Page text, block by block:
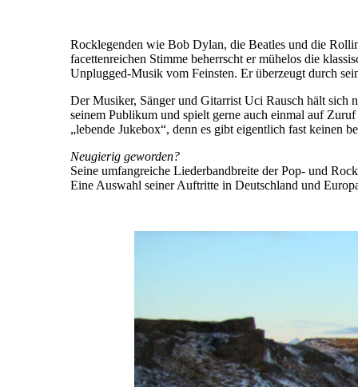
Rocklegenden wie Bob Dylan, die Beatles und die
facettenreichen Stimme beherrscht er mühelos die
Unplugged-Musik vom Feinsten. Er überzeugt durch
Der Musiker, Sänger und Gitarrist Uci Rausch hält sich
seinem Publikum und spielt gerne auch einmal auf
„lebende Jukebox“, denn es gibt eigentlich fast keinen
Neugierig geworden?
Seine umfangreiche Liederbandbreite der Pop- und
Eine Auswahl seiner Auftritte in Deutschland und